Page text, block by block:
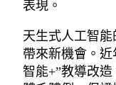
表現。
天生式人工智
帶來新機會。
智能+”教導改